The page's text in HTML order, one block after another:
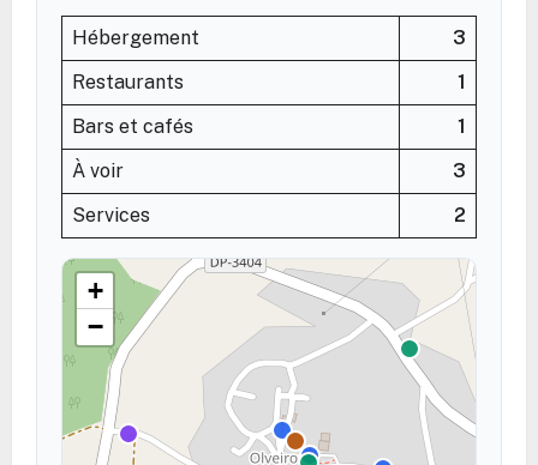
Hébergement
3
Restaurants
1
Bars et cafés
1
À voir
3
Services
2
+
−